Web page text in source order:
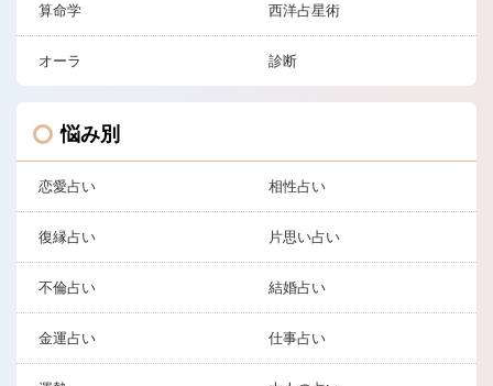
算命学 西洋占星術
オーラ 診断
悩み別
恋愛占い 相性占い
復縁占い 片思い占い
不倫占い 結婚占い
金運占い 仕事占い